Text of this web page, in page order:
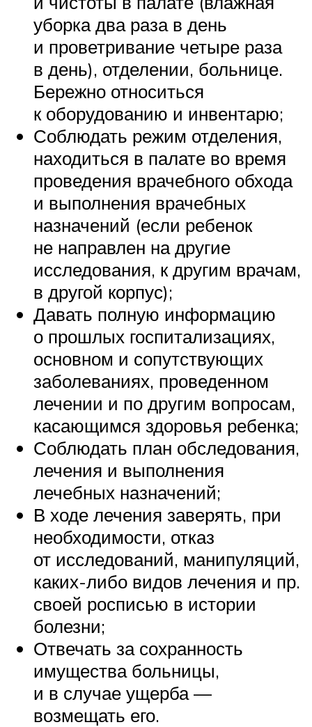
уборка два раза в день
и проветривание четыре раза
в день), отделении, больнице.
Бережно относиться
к оборудованию и инвентарю;
Соблюдать режим отделения,
находиться в палате во время
проведения врачебного обхода
и выполнения врачебных
назначений (если ребенок
не направлен на другие
исследования, к другим врачам,
в другой корпус);
Давать полную информацию
о прошлых госпитализациях,
основном и сопутствующих
заболеваниях, проведенном
лечении и по другим вопросам,
касающимся здоровья ребенка;
Соблюдать план обследования,
лечения и выполнения
лечебных назначений;
В ходе лечения заверять, при
необходимости, отказ
от исследований, манипуляций,
каких-либо видов лечения и пр.
своей росписью в истории
болезни;
Отвечать за сохранность
имущества больницы,
и в случае ущерба —
возмещать его.